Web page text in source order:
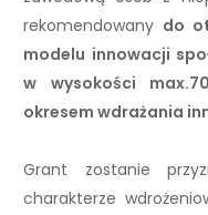
rekomendowany do
modelu innowacji
w wysokości
okresem wdrażania
Grant zostanie
charakterze